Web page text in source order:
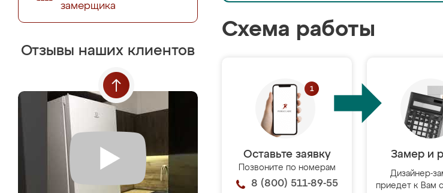
замерщика
Отзывы наших клиентов
Схема работы
Оставьте заявку
Позвоните по номерам
8 (800) 511-89-55
Замер и
Дизайнер-
приедет к Вам